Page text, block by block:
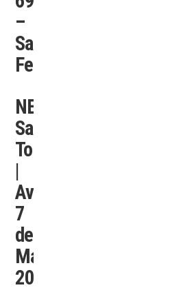
–
Santa
Fe
NEXON
Santo
Tomé
|
Av.
7
de
Marzo
2091